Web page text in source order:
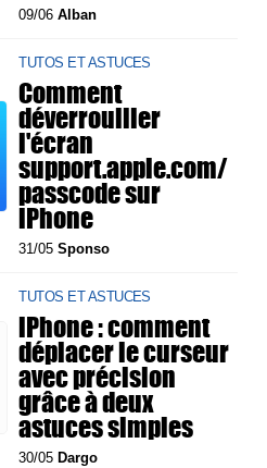
09/06Alban
TUTOS ET ASTUCES
Comment
déverrouiller
l'écran
support.apple.com/
passcode sur
iPhone
31/05Sponso
TUTOS ET ASTUCES
iPhone : comment
déplacer le curseur
avec précision
grâce à deux
astuces simples
30/05 Dargo